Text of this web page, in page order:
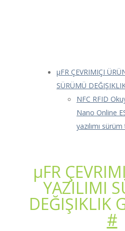
μFR ÇEVRIMIÇI
SÜRÜMÜ
NFC RFID
Nano Online
yazılımı
μFR
YAZILIMI
DEĞIŞIKLIK
#